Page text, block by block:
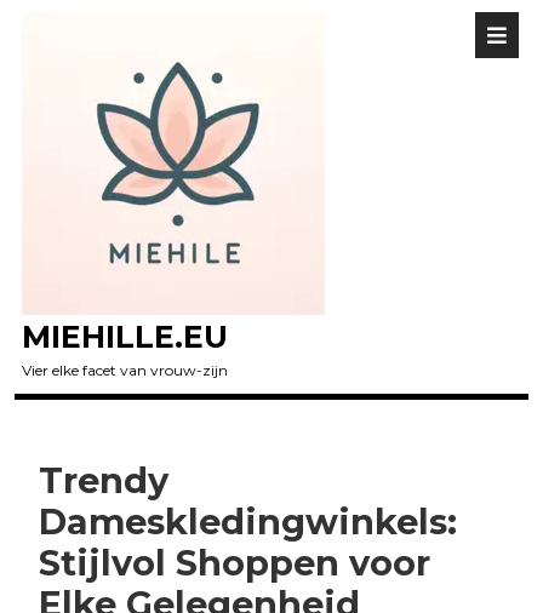
MIEHILLE.EU
Vier elke facet van vrouw-zijn
Trendy
Dameskledingwinkels:
Stijlvol Shoppen voor
Elke Gelegenheid